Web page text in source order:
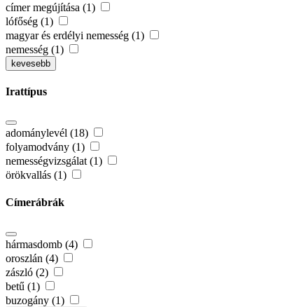
címer megújítása (1)
lófőség (1)
magyar és erdélyi nemesség (1)
nemesség (1)
kevesebb
Irattípus
adománylevél (18)
folyamodvány (1)
nemességvizsgálat (1)
örökvallás (1)
Címerábrák
hármasdomb (4)
oroszlán (4)
zászló (2)
betű (1)
buzogány (1)